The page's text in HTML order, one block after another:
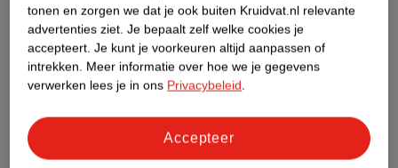
Etiketinformatie
Nature Impact Score
Impact Score.
Meer informatie
tonen en zorgen we dat je ook buiten Kruidvat.nl relevante
advertenties ziet. Je bepaalt zelf welke cookies je
accepteert. Je kunt je voorkeuren altijd aanpassen of
intrekken. Meer informatie over hoe we je gegevens
verwerken lees je in ons Privacybeleid.
Accepteer